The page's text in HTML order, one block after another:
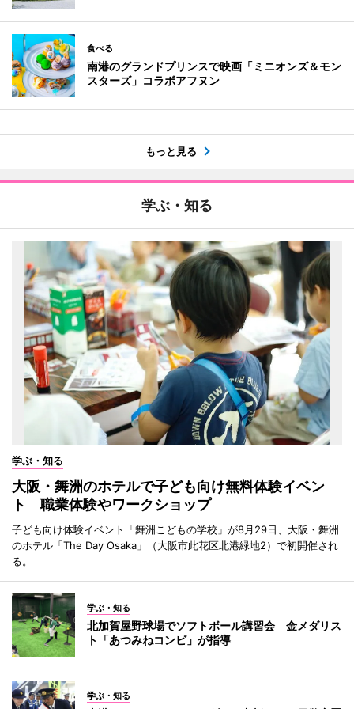
食べる
南港のグランドプリンスで映画「ミニオンズ＆モン
スターズ」コラボアフヌン
もっと見る
学ぶ・知る
学ぶ・知る
大阪・舞洲のホテルで子ども向け無料体験イベン
ト 職業体験やワークショップ
子ども向け体験イベント「舞洲こどもの学校」が8月29日、大阪・舞洲
のホテル「The Day Osaka」（大阪市此花区北港緑地2）で初開催され
る。
学ぶ・知る
北加賀屋野球場でソフトボール講習会 金メダリス
ト「あつみねコンビ」が指導
学ぶ・知る